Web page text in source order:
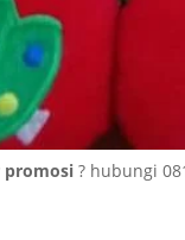
promosi ? hubungi